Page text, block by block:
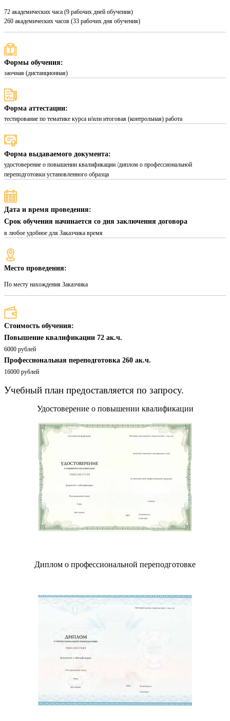
72 академических часа (9 рабочих дней обучения)
260 академических часов (33 рабочих дня обучения)
Формы обучения:
заочная (дистанционная)
Форма аттестации:
тестирование по тематике курса и/или итоговая (контрольная) работа
Форма выдаваемого документа:
удостоверение о повышении квалификации /диплом о профессиональной
переподготовки установленного образца
Дата и время проведения:
Срок обучения начинается со дня заключения договора
в любое удобное для Заказчика время
Место проведения:
По месту нахождения Заказчика
Стоимость обучения:
Повышение квалификации 72 ак.ч.
6000 рублей
Профессиональная переподготовка 260 ак.ч.
16000 рублей
Учебный план предоставляется по запросу.
Удостоверение о повышении квалификации
Диплом о профессиональной переподготовке